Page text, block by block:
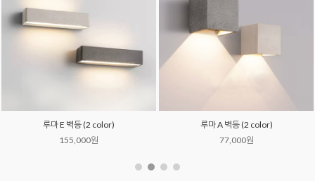
루마 A 벽등 (2 color)
브리즈 태양광 문주등